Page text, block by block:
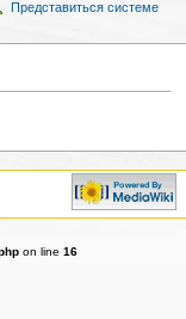
Представиться системе
on line 16